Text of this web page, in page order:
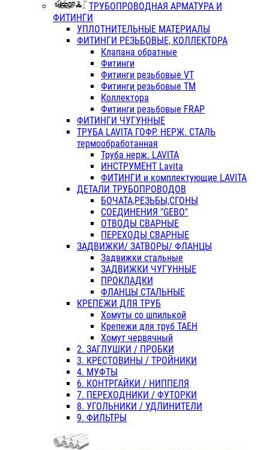
ТРУБОПРОВОДНАЯ АРМАТУРА И
ФИТИНГИ
УПЛОТНИТЕЛЬНЫЕ МАТЕРИАЛЫ
ФИТИНГИ РЕЗЬБОВЫЕ, КОЛЛЕКТОРА
Клапана обратные
Фитинги
Фитинги резьбовые VT
Фитинги резьбовые ТМ
Коллектора
Фитинги резьбовые FRAP
ФИТИНГИ ЧУГУННЫЕ
ТРУБА LAVITA ГОФР. НЕРЖ. СТАЛЬ
термообработанная
Труба нерж. LAVITA
ИНСТРУМЕНТ Lavita
ФИТИНГИ и комплектующие LAVITA
ДЕТАЛИ ТРУБОПРОВОДОВ
БОЧАТА,РЕЗЬБЫ,СГОНЫ
СОЕДИНЕНИЯ "GEBO"
ОТВОДЫ СВАРНЫЕ
ПЕРЕХОДЫ СВАРНЫЕ
ЗАДВИЖКИ/ ЗАТВОРЫ/ ФЛАНЦЫ
Задвижки стальные
ЗАДВИЖКИ ЧУГУННЫЕ
ПРОКЛАДКИ
ФЛАНЦЫ СТАЛЬНЫЕ
КРЕПЕЖИ ДЛЯ ТРУБ
Хомуты со шпилькой
Крепежи для труб ТАЕН
Хомут червячный
2. ЗАГЛУШКИ / ПРОБКИ
3. КРЕСТОВИНЫ / ТРОЙНИКИ
4. МУФТЫ
6. КОНТРГАЙКИ / НИППЕЛЯ
7. ПЕРЕХОДНИКИ / ФУТОРКИ
8. УГОЛЬНИКИ / УДЛИНИТЕЛИ
9. ФИЛЬТРЫ